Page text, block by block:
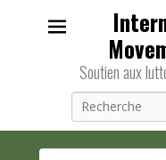
Soutien aux